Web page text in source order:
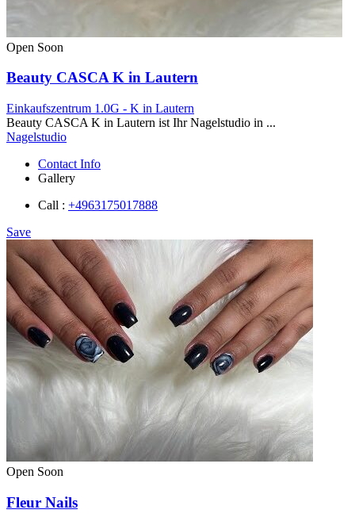
Open Soon
Beauty CASCA K in Lautern
Einkaufszentrum 1.0G - K in Lautern
Beauty CASCA K in Lautern ist Ihr Nagelstudio in ...
Nagelstudio
Contact Info
Gallery
Call : +4963175017888
Save
Open Soon
Fleur Nails